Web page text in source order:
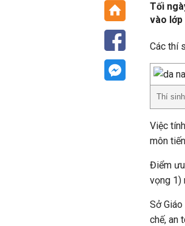
Tối
vào lớp
Các thí
Thí
Việc
môn
Điểm
vọng 1)
Sở
chế, an